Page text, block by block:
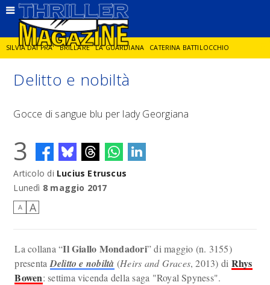
SILVIA DAI PRA' BRILLARE LA GUARDIANA CATERINA BATTILOCCHIO
JORGE DIAZ LA SPIA DELITTO IN CORNICE
Delitto e nobiltà
Gocce di sangue blu per lady Georgiana
3
Articolo di Lucius Etruscus
Lunedì 8 maggio 2017
A A
La collana “Il Giallo Mondadori” di maggio (n. 3155)
presenta Delitto e nobiltà (Heirs and Graces, 2013) di Rhys
Bowen: settima vicenda della saga "Royal Spyness".